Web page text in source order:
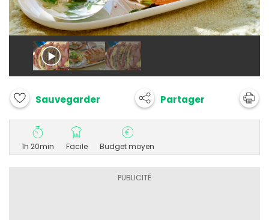
Sauvegarder Partager
1h 20min Facile Budget moyen